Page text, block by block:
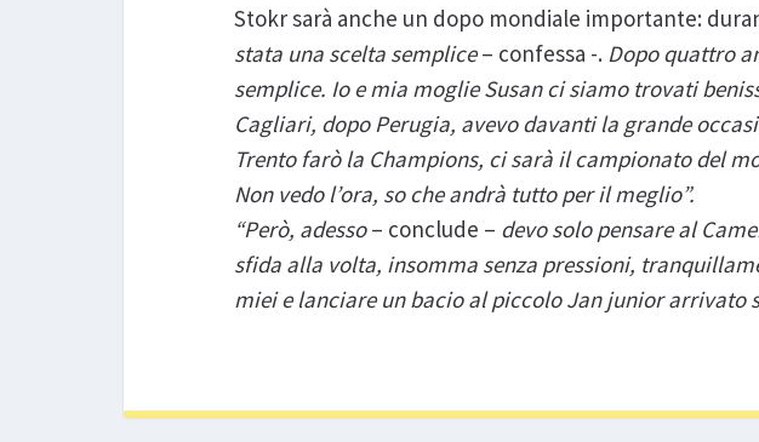
Stokr sarà anche un dopo mondiale importante:
stata una scelta semplice– confessa -. Dopo quattro
semplice. Io e mia moglie Susan ci siamo trovati
Cagliari, dopo Perugia, avevo davanti la grande
Trento farò la Champions, ci sarà il campionato del
Non vedo l’ora, so che andrà tutto per il meglio”.
“Però, adesso– conclude – devo solo pensare al
sfida alla volta, insomma senza pressioni,
miei e lanciare un bacio al piccolo Jan junior arrivato